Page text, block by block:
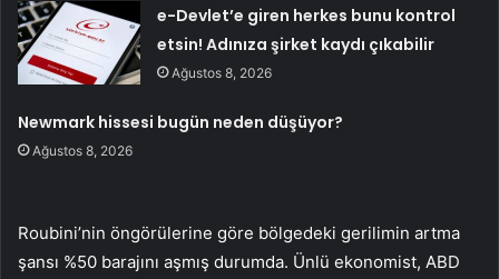
e-Devlet’e giren herkes bunu kontrol
etsin! Adınıza şirket kaydı çıkabilir
Ağustos 8, 2026
Newmark hissesi bugün neden düşüyor?
Ağustos 8, 2026
Roubini’nin öngörülerine göre bölgedeki gerilimin artma
şansı %50 barajını aşmış durumda. Ünlü ekonomist, ABD